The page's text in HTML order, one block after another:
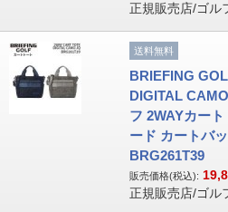
正規販売店/ゴル
送料無料
BRIEFING
DIGITAL
フ 2WAYカー
ード カートバ
BRG261T39
販売価格(税込):
正規販売店/ゴル